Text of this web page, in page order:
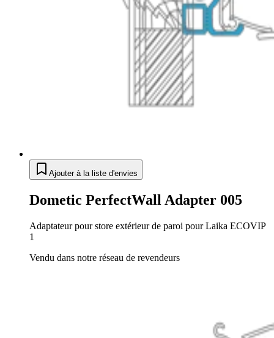
Ajouter à la liste d'envies
Dometic PerfectWall Adapter 005
Adaptateur pour store extérieur de paroi pour Laika ECOVIP
1
Vendu dans notre réseau de revendeurs